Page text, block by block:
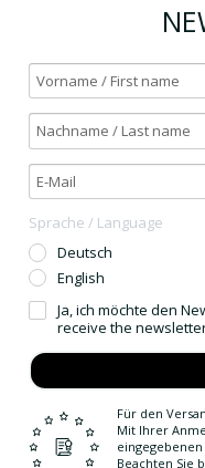
Sprache / Language
Deutsch
English
Ja, ich möchte den
receive the
Für den
Mit Ihrer
Beachten Sie